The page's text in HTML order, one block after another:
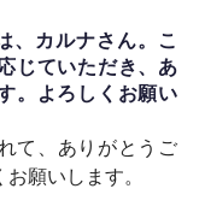
、カルナさん。こ
じていただき、あ
。よろしくお願い
て、ありがとうご
願いします。